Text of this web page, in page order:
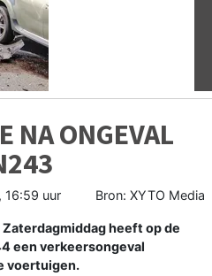
NA ONGEVAL
16:59 uur Bron: XYTO Media
Zaterdagmiddag heeft op de
een verkeersongeval
voertuigen.